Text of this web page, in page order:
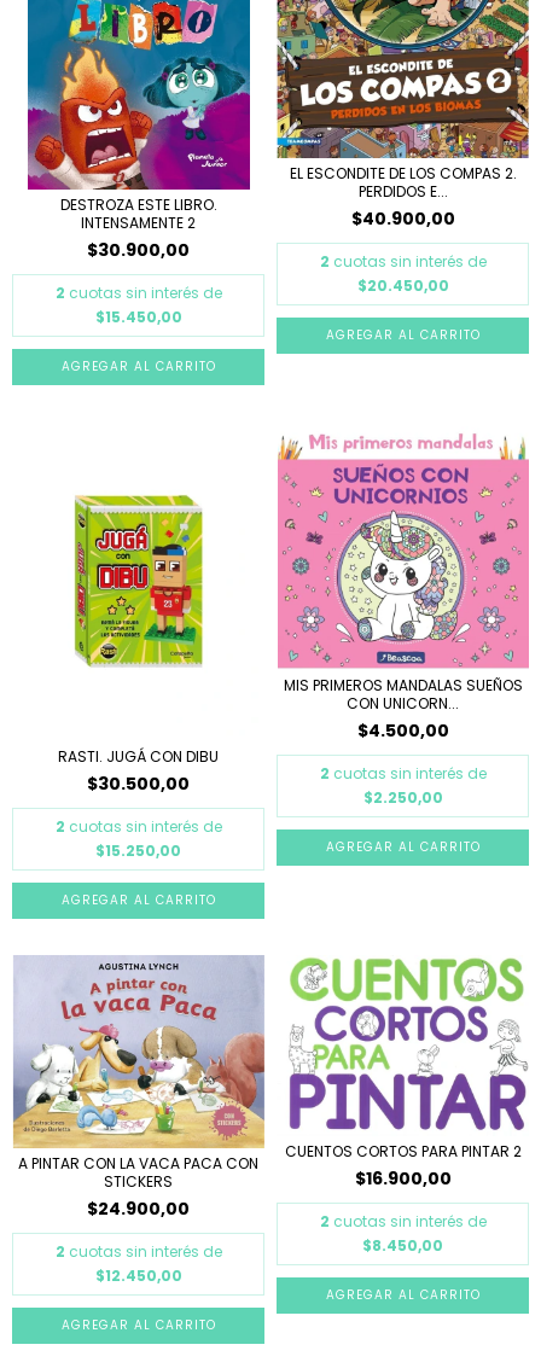
DESTROZA ESTE LIBRO.
INTENSAMENTE 2
$30.900,00
2 cuotas sin interés de
$15.450,00
EL ESCONDITE DE LOS COMPAS 2.
PERDIDOS E...
$40.900,00
2 cuotas sin interés de
$20.450,00
RASTI. JUGÁ CON DIBU
$30.500,00
2 cuotas sin interés de
$15.250,00
MIS PRIMEROS MANDALAS SUEÑOS
CON UNICORN...
$4.500,00
2 cuotas sin interés de
$2.250,00
A PINTAR CON LA VACA PACA CON
STICKERS
$24.900,00
2 cuotas sin interés de
$12.450,00
CUENTOS CORTOS PARA PINTAR 2
$16.900,00
2 cuotas sin interés de
$8.450,00